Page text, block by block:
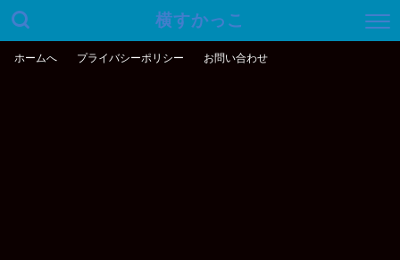
横すかっこ
ホームへ プライバシーポリシー お問い合わせ